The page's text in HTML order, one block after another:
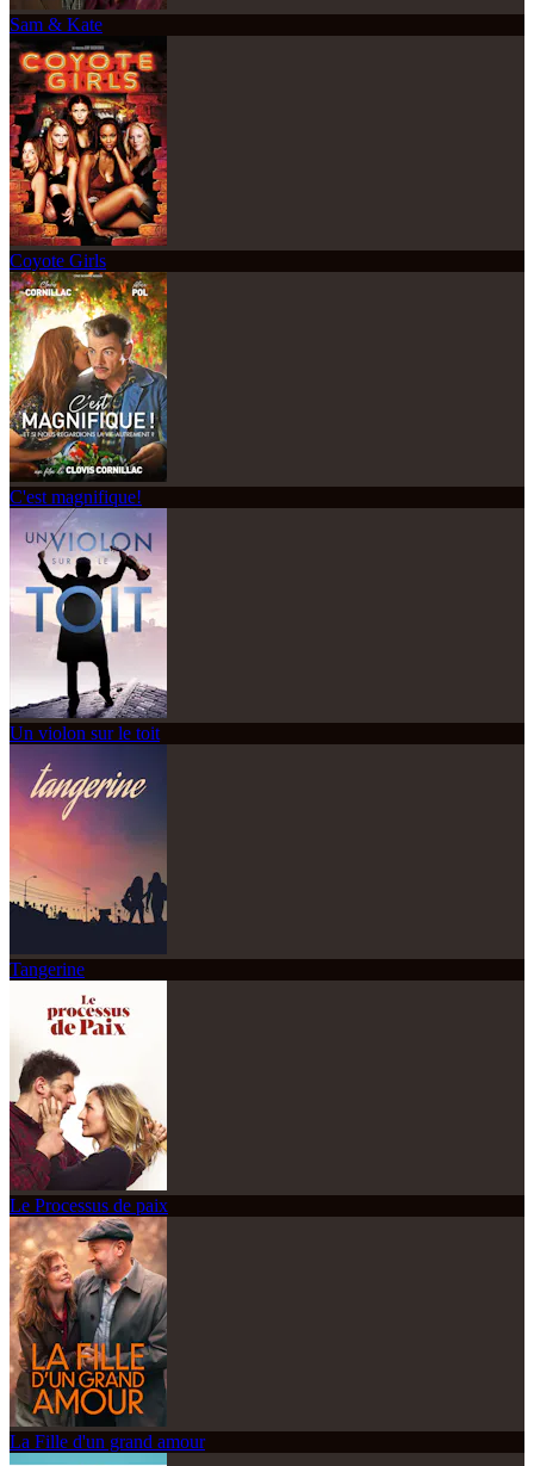
Sam & Kate
Coyote Girls
C'est magnifique!
Un violon sur le toit
Tangerine
Le Processus de paix
La Fille d'un grand amour